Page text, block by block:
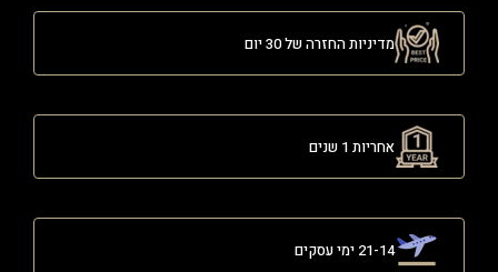
מדיניות החזרה של 30 יום
אחריות 1 שנים
21-14 ימי עסקים